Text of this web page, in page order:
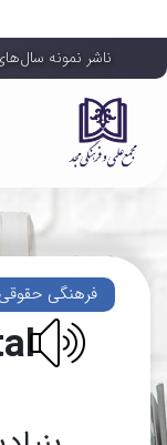
ناشر نمونه سال‌های ۱۳۹۳ و ۱۳۹۴ و ۱۳۹۷ جمهوری اسلامی
فرهنگی حقوقی/